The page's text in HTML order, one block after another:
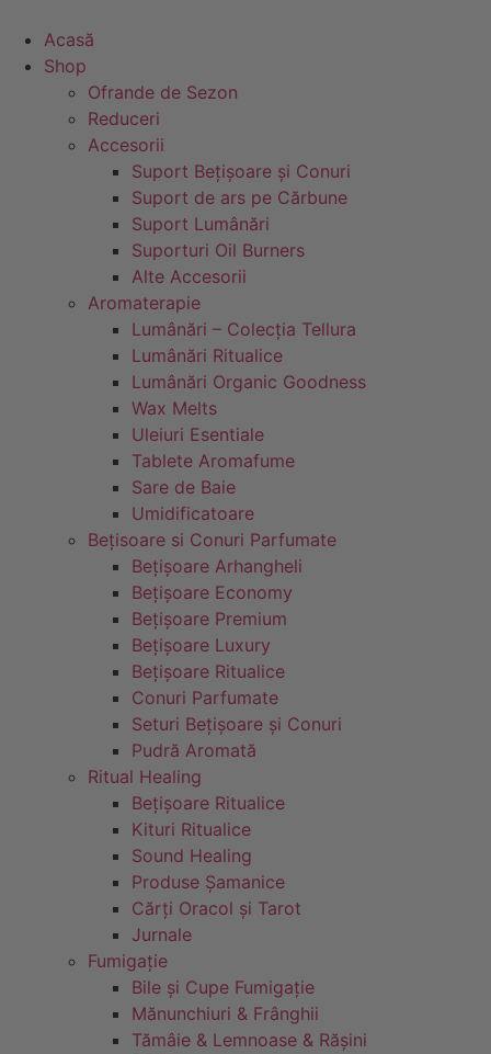
conținut
Acasă
Shop
Ofrande de Sezon
Reduceri
Accesorii
Suport Bețișoare și Conuri
Suport de ars pe Cărbune
Suport Lumânări
Suporturi Oil Burners
Alte Accesorii
Aromaterapie
Lumânări – Colecția Tellura
Lumânări Ritualice
Lumânări Organic Goodness
Wax Melts
Uleiuri Esentiale
Tablete Aromafume
Sare de Baie
Umidificatoare
Bețisoare si Conuri Parfumate
Bețișoare Arhangheli
Bețișoare Economy
Bețișoare Premium
Bețișoare Luxury
Bețișoare Ritualice
Conuri Parfumate
Seturi Bețișoare și Conuri
Pudră Aromată
Ritual Healing
Bețișoare Ritualice
Kituri Ritualice
Sound Healing
Produse Șamanice
Cărți Oracol și Tarot
Jurnale
Fumigație
Bile și Cupe Fumigație
Mănunchiuri & Frânghii
Tămâie & Lemnoase & Rășini